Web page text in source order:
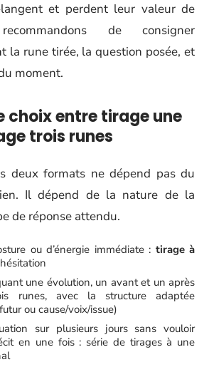
et perdent leur valeur de
de consigner
la rune tirée, la question posée, et
moment.
choix entre tirage une
trois runes
deux formats ne dépend pas du
Il dépend de la nature de la
de réponse attendu.
ou d’énergie immédiate : tirage à
une évolution, un avant et un après
runes, avec la structure adaptée
ou cause/voix/issue)
sur plusieurs jours sans vouloir
en une fois : série de tirages à une